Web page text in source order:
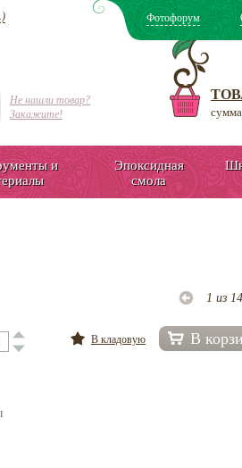
Не нашли товар?
Закажите!
Фотофорум
и
Эпоксидная
смола
1 из 14
В
В кладовую